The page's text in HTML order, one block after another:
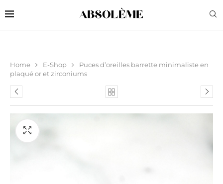
Home E-Shop
Puces d’oreilles barrette minimaliste en
plaqué or et zirconiums